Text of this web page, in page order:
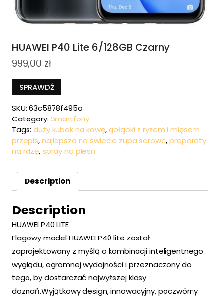
HUAWEI P40 Lite 6/128GB Czarny
999,00 zł
SPRAWDŹ
SKU: 63c5878f495a
Category: Smartfony
Tags: duży kubek na kawę,gołąbki z ryżem i mięsem
przepis,najlepsza na świecie zupa serowa,preparaty
na rdzę,spray na plesn
Description
Description
HUAWEI P40 LITE
Flagowy model HUAWEI P40 lite został
zaprojektowany z myślą o kombinacji inteligentnego
wyglądu, ogromnej wydajności i przeznaczony do
tego, by dostarczać najwyższej klasy
doznań.Wyjątkowy design, innowacyjny, poczwórny